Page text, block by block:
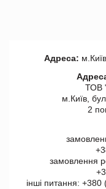
Адреса:
ТОВ
м.Київ,
2
замовлення
інші питання: